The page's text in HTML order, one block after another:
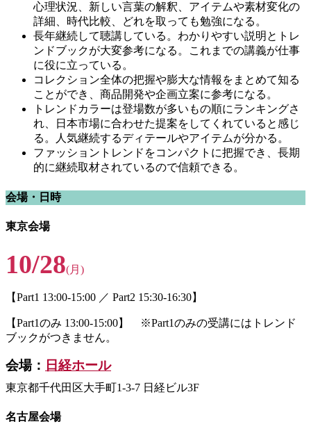
心理状況、新しい言葉の解釈、アイテムや素材変化の
詳細、時代比較、どれを取っても勉強になる。
長年継続して聴講している。わかりやすい説明とトレ
ンドブックが大変参考になる。これまでの講義が仕事
に役に立っている。
コレクション全体の把握や膨大な情報をまとめて知る
ことができ、商品開発や企画立案に参考になる。
トレンドカラーは登場数が多いもの順にランキングさ
れ、日本市場に合わせた提案をしてくれていると感じ
る。人気継続するディテールやアイテムが分かる。
ファッショントレンドをコンパクトに把握でき、長期
的に継続取材されているので信頼できる。
会場・日時
東京会場
10/28(月)
【Part1 13:00-15:00 ／ Part2 15:30-16:30】
【Part1のみ 13:00-15:00】 ※Part1のみの受講にはトレンド
ブックがつきません。
会場： 日経ホール
東京都千代田区大手町1-3-7 日経ビル3F
名古屋会場